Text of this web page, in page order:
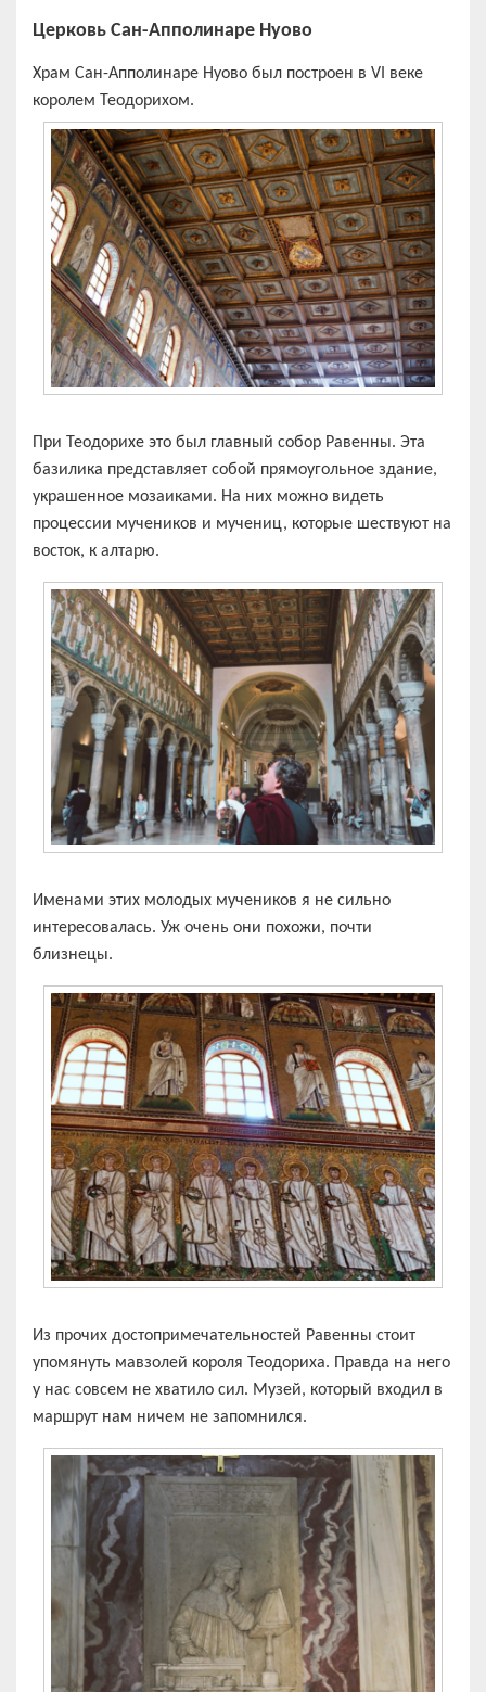
Церковь Сан-Апполинаре Нуово
Храм Сан-Апполинаре Нуово был построен в VI веке
королем Теодорихом.
При Теодорихе это был главный собор Равенны. Эта
базилика представляет собой прямоугольное здание,
украшенное мозаиками. На них можно видеть
процессии мучеников и мучениц, которые шествуют на
восток, к алтарю.
Именами этих молодых мучеников я не сильно
интересовалась. Уж очень они похожи, почти
близнецы.
Из прочих достопримечательностей Равенны стоит
упомянуть мавзолей короля Теодориха. Правда на него
у нас совсем не хватило сил. Музей, который входил в
маршрут нам ничем не запомнился.